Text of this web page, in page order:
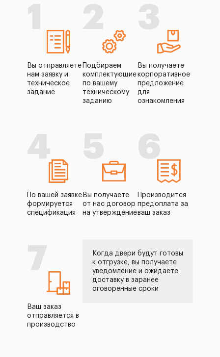
1
Вы отправляете
нам заявку и
техническое
задание
2
Подбираем
комплектующие
по вашему
техническому
заданию
3
Вы получаете
корпоративное
предложение
для
ознакомления
4
По вашей заявке
формируется
спецификация
5
Вы получаете
от нас договор
на утверждение
6
Производится
предоплата за
ваш заказ
7
Ваш заказ
отправляется в
производство
Когда двери будут готовы
к отгрузке, вы получаете
уведомление и ожидаете
доставку в заранее
оговоренные сроки